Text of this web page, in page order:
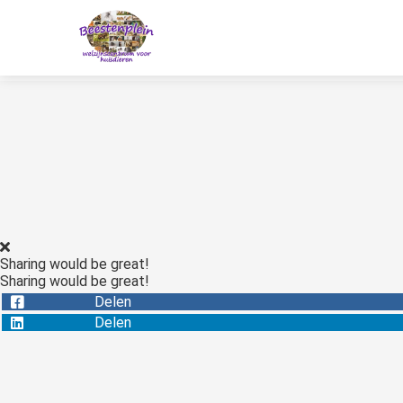
Sharing would be great!
Sharing would be great!
Delen
Delen